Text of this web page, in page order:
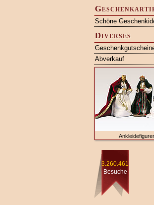
Schöne
Diverses
Abverkauf
3.260.461
Besuche